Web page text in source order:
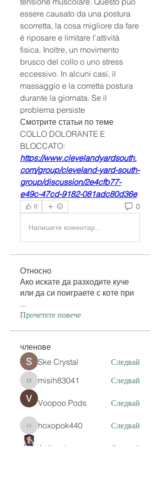
essere causato da una postura
scorretta, la cosa migliore da fare
è riposare e limitare l’attività
fisica. Inoltre, un movimento
brusco del collo o uno stress
eccessivo. In alcuni casi, il
massaggio e la corretta postura
durante la giornata. Se il
problema persiste
Смотрите статьи по теме
COLLO DOLORANTE E
BLOCCATO:
https://www.clevelandyardsouth.
com/group/cleveland-yard-south-
group/discussion/2e4cfb77-
e49c-47cd-9182-081adc80d36e
0 0
Напишете коментар...
Относно
Ако искате да разходите куче
или да си поиграете с коте при
...
Прочетете повече
членове
Ske Crystal Следвай
misih83041
misih83041 Следвай
Voopoo Pods Следвай
hoxopok440
hoxopok440 Следвай
Anika sharma
Следвай